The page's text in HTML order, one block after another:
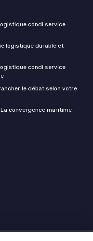
condi service
logistique durable et
condi service
le débat selon votre
convergence maritime-